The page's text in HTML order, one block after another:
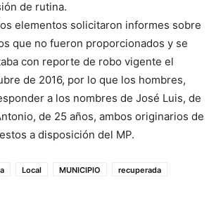
de rutina.
elementos solicitaron informes sobre
que no fueron proporcionados y se
con reporte de robo vigente el
de 2016, por lo que los hombres,
a los nombres de José Luis, de
de 25 años, ambos originarios de
a disposición del MP.
Local MUNICIPIO
recuperada